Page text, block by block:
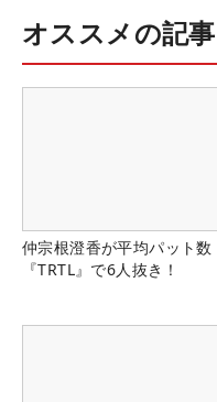
オススメの記事
仲宗根澄香が平均パット数
『TRTL』で6人抜き！